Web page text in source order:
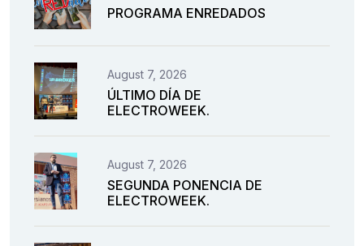
PROGRAMA ENREDADOS
August 7, 2026
ÚLTIMO DÍA DE
ELECTROWEEK.
August 7, 2026
SEGUNDA PONENCIA DE
ELECTROWEEK.